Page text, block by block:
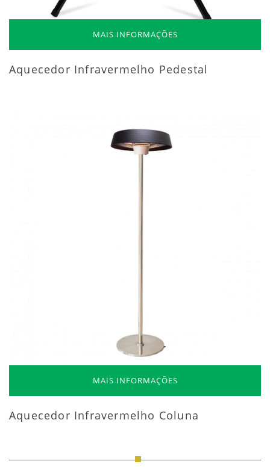
MAIS INFORMAÇÕES
Aquecedor Infravermelho Pedestal
MAIS INFORMAÇÕES
Aquecedor Infravermelho Coluna